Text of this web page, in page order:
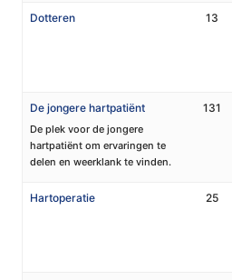
Dotteren 13
De jongere hartpatiënt
De plek voor de jongere
hartpatiënt om ervaringen te
delen en weerklank te vinden.
131
Hartoperatie 25